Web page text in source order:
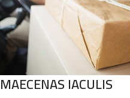
MAECENAS IACULIS